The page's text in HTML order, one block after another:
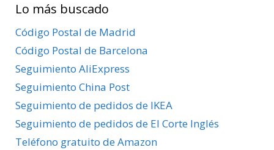
por
Provincias
Lo más buscado
Código Postal de Madrid
Código Postal de Barcelona
Seguimiento AliExpress
Seguimiento China Post
Seguimiento de pedidos de IKEA
Seguimiento de pedidos de El Corte Inglés
Teléfono gratuito de Amazon